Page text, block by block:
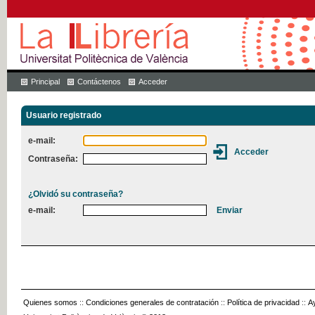
Principal Contáctenos Acceder
Usuario registrado
e-mail:
Contraseña:
¿Olvidó su contraseña?
e-mail:
Quienes somos :: Condiciones generales de contratación :: Política de privacidad ::